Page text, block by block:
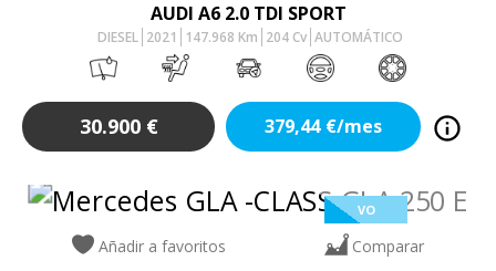
AUDI A6 2.0 TDI SPORT
DIESEL 2021 147.968 Km 204Cv AUTOMÁTICO
30.900 € 379,44 €/mes
VO
Añadir a favoritos Comparar